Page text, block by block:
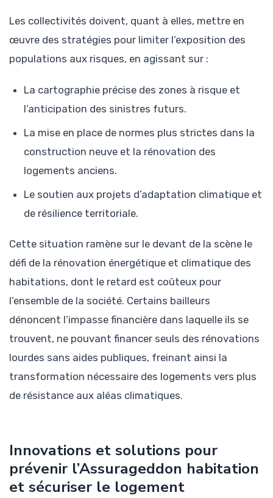
Les collectivités doivent, quant à elles, mettre en
œuvre des stratégies pour limiter l’exposition des
populations aux risques, en agissant sur :
La cartographie précise des zones à risque et
l’anticipation des sinistres futurs.
La mise en place de normes plus strictes dans la
construction neuve et la rénovation des
logements anciens.
Le soutien aux projets d’adaptation climatique et
de résilience territoriale.
Cette situation ramène sur le devant de la scène le
défi de la rénovation énergétique et climatique des
habitations, dont le retard est coûteux pour
l’ensemble de la société. Certains bailleurs
dénoncent l’impasse financière dans laquelle ils se
trouvent, ne pouvant financer seuls des rénovations
lourdes sans aides publiques, freinant ainsi la
transformation nécessaire des logements vers plus
de résistance aux aléas climatiques.
Innovations et solutions pour
prévenir l’Assurageddon habitation
et sécuriser le logement